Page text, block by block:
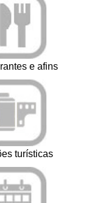
e afins
turísticas